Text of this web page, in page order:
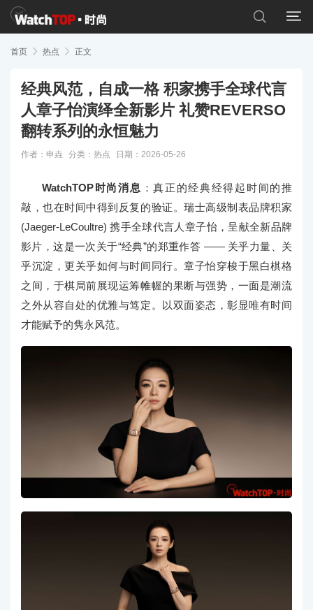


首页  热点  正文
经典风范，自成一格 积家携手全球代言
人章子怡演绎全新影片 礼赞REVERSO
翻转系列的永恒魅力
作者：申垚 分类： 热点 日期：2026-05-26
WatchTOP时尚消息 ：真正的经典经得起时间的推
敲，也在时间中得到反复的验证。瑞士高级制表品牌积家
(Jaeger-LeCoultre) 携手全球代言人章子怡，呈献全新品牌
影片，这是一次关于“经典”的郑重作答 —— 关乎力量、关
乎沉淀，更关乎如何与时间同行。章子怡穿梭于黑白棋格
之间，于棋局前展现运筹帷幄的果断与强势，一面是潮流
之外从容自处的优雅与笃定。以双面姿态，彰显唯有时间
才能赋予的隽永风范。